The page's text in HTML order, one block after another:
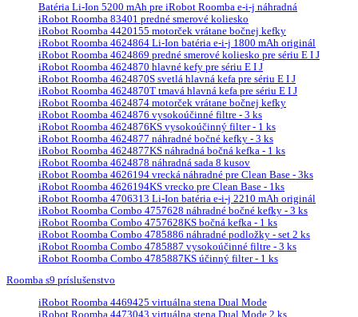
Batéria Li-Ion 5200 mAh pre iRobot Roomba e-i-j náhradná
iRobot Roomba 83401 predné smerové koliesko
iRobot Roomba 4420155 motorček vrátane bočnej kefky
iRobot Roomba 4624864 Li-Ion batéria e-i-j 1800 mAh originál
iRobot Roomba 4624869 predné smerové koliesko pre sériu E I J
iRobot Roomba 4624870 hlavné kefy pre sériu E I J
iRobot Roomba 4624870S svetlá hlavná kefa pre sériu E I J
iRobot Roomba 4624870T tmavá hlavná kefa pre sériu E I J
iRobot Roomba 4624874 motorček vrátane bočnej kefky
iRobot Roomba 4624876 vysokoúčinné filtre - 3 ks
iRobot Roomba 4624876KS vysokoúčinný filter - 1 ks
iRobot Roomba 4624877 náhradné bočné kefky - 3 ks
iRobot Roomba 4624877KS náhradná bočná kefka - 1 ks
iRobot Roomba 4624878 náhradná sada 8 kusov
iRobot Roomba 4626194 vrecká náhradné pre Clean Base - 3ks
iRobot Roomba 4626194KS vrecko pre Clean Base - 1ks
iRobot Roomba 4706313 Li-Ion batéria e-i-j 2210 mAh originál
iRobot Roomba Combo 4757628 náhradné bočné kefky - 3 ks
iRobot Roomba Combo 4757628KS bočná kefka - 1 ks
iRobot Roomba Combo 4785886 náhradné podložky - set 2 ks
iRobot Roomba Combo 4785887 vysokoúčinné filtre - 3 ks
iRobot Roomba Combo 4785887KS účinný filter - 1 ks
Roomba s9 príslušenstvo
iRobot Roomba 4469425 virtuálna stena Dual Mode
iRobot Roomba 4473043 virtuálna stena Dual Mode 2 ks